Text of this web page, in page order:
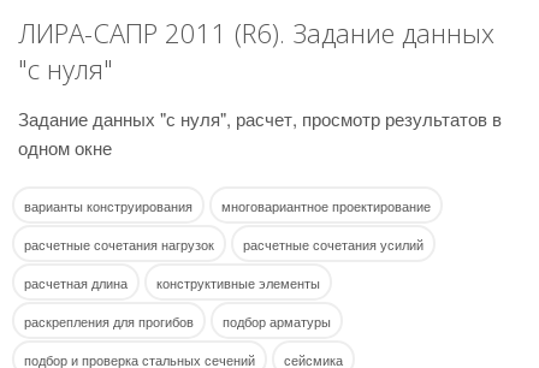
ЛИРА-САПР 2011 (R6). Задание данных
"с нуля"
Задание данных "с нуля", расчет, просмотр результатов в
одном окне
варианты конструирования
многовариантное проектирование
расчетные сочетания нагрузок
расчетные сочетания усилий
расчетная длина
конструктивные элементы
раскрепления для прогибов
подбор арматуры
подбор и проверка стальных сечений
сейсмика